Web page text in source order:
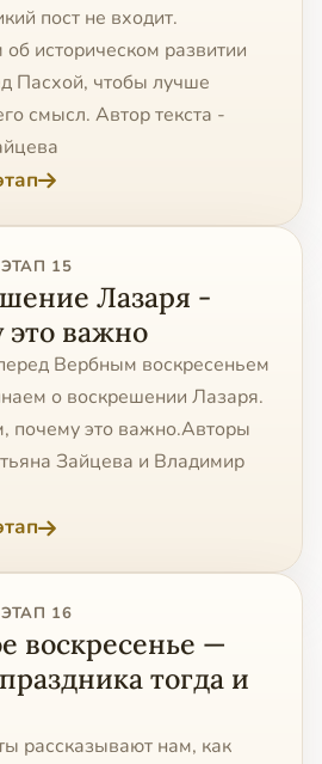
пост не входит.
историческом развитии
Пасхой, чтобы лучше
смысл. Автор текста -
ЭТАП 15
Лазаря -
это важно
Вербным воскресеньем
о воскрешении Лазаря.
почему это важно.Авторы
Зайцева и Владимир
ЭТАП 16
воскресенье —
тогда и
рассказывают нам, как